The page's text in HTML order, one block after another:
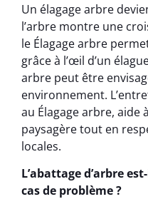
Un élagage arbre
l’arbre montre une
le Élagage arbre
grâce à l’œil d’un
arbre peut être
environnement.
au Élagage arbre, aide
paysagère tout en
locales.
L’abattage d’arbre
cas de problème ?